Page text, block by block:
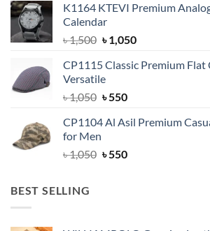
was:
৳ 1,500.
is:
K1164 KTEVI Premium
Calendar
৳1,500 Original
was:
৳ 1,500.
৳1,050Current
is:
CP1115 Classic Premium Flat
Versatile
৳1,050 Original
was:
৳550Current
is:
CP1104 Al Asil Premium
for Men
৳1,050 Original
৳550Current
BEST SELLING